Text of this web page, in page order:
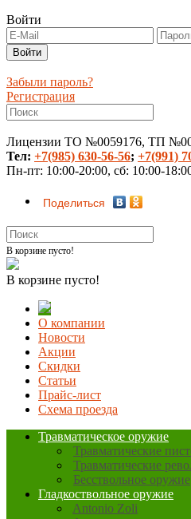
Войти
Забыли пароль?
Регистрация
Лицензии ТО №0059176, ТП
Тел: +7(985) 630-56-56; +7(991)
Пн-пт: 10:00-20:00, сб: 10:00-
Поделиться
В корзине пусто!
В корзине пусто!
О компании
Новости
Акции
Скидки
Статьи
Прайс-лист
Схема проезда
Травматическое оружие
Травматические
Травматические
Бесствольное оружие
Гладкоствольное оружие
Antonio Zoli